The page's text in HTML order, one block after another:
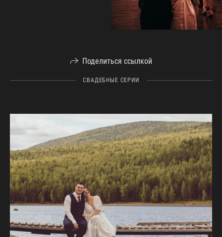
Поделиться ссылкой
СВАДЕБНЫЕ СЕРИИ